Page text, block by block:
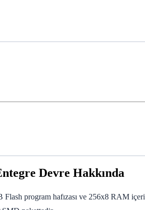
Devre Hakkında
program hafızası ve 256x8 RAM